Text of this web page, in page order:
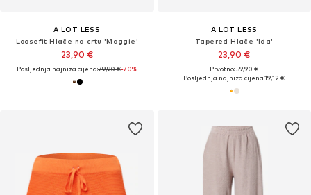
A LOT LESS
Loosefit Hlače na crtu 'Maggie'
23,90 €
Posljednja najniža cijena:79,90 €-70%
A LOT LESS
Tapered Hlače 'Ida'
23,90 €
Prvotno: 59,90 €
Posljednja najniža cijena:19,12 €